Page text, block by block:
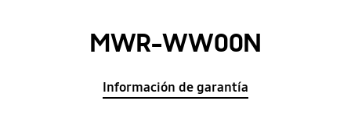
MWR-WW00N
Información de garantía